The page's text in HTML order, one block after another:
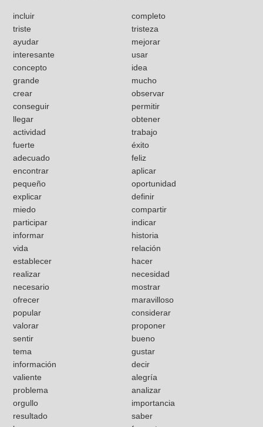
incluir
completo
triste
tristeza
ayudar
mejorar
interesante
usar
concepto
idea
grande
mucho
crear
observar
conseguir
permitir
llegar
obtener
actividad
trabajo
fuerte
éxito
adecuado
feliz
encontrar
aplicar
pequeño
oportunidad
explicar
definir
miedo
compartir
participar
indicar
informar
historia
vida
relación
establecer
hacer
realizar
necesidad
necesario
mostrar
ofrecer
maravilloso
popular
considerar
valorar
proponer
sentir
bueno
tema
gustar
información
decir
valiente
alegría
problema
analizar
orgullo
importancia
resultado
saber